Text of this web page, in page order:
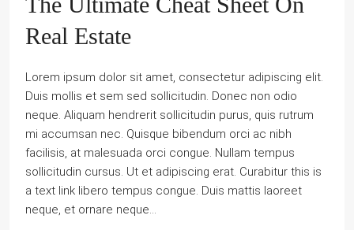
Real Estate
Lorem ipsum dolor sit amet, consectetur adipiscing elit.
Duis mollis et sem sed sollicitudin. Donec non odio
neque. Aliquam hendrerit sollicitudin purus, quis rutrum
mi accumsan nec. Quisque bibendum orci ac nibh
facilisis, at malesuada orci congue. Nullam tempus
sollicitudin cursus. Ut et adipiscing erat. Curabitur this is
a text link libero tempus congue. Duis mattis laoreet
neque, et ornare neque...